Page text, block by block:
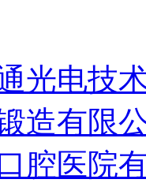
光电技
造有限
腔医院